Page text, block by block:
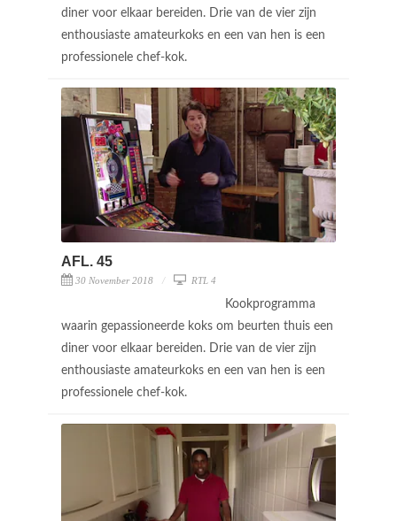
diner voor elkaar bereiden. Drie van de vier zijn
enthousiaste amateurkoks en een van hen is een
professionele chef-kok.
AFL. 45
30 November 2018 RTL 4
Kookprogramma
waarin gepassioneerde koks om beurten thuis een
diner voor elkaar bereiden. Drie van de vier zijn
enthousiaste amateurkoks en een van hen is een
professionele chef-kok.